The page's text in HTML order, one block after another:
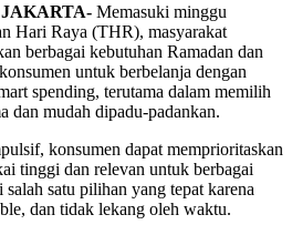
Memasuki minggu
Hari Raya (THR), masyarakat
berbagai kebutuhan Ramadan dan
untuk berbelanja dengan
spending, terutama dalam memilih
dan mudah dipadu-padankan.
konsumen dapat memprioritaskan
tinggi dan relevan untuk berbagai
satu pilihan yang tepat karena
dan tidak lekang oleh waktu.